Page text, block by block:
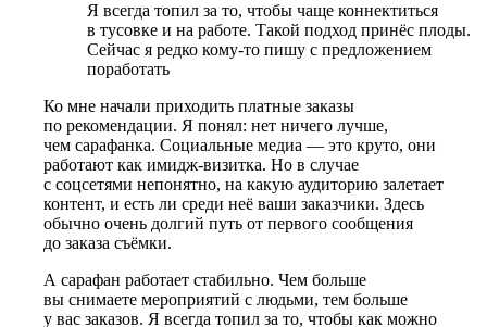
Я всегда топил за то, чтобы чаще коннектиться
в тусовке и на работе. Такой подход принёс плоды.
Сейчас я редко кому-то пишу с предложением
поработать
Ко мне начали приходить платные заказы
по рекомендации. Я понял: нет ничего лучше,
чем сарафанка. Социальные медиа — это круто, они
работают как имидж-визитка. Но в случае
с соцсетями непонятно, на какую аудиторию залетает
контент, и есть ли среди неё ваши заказчики. Здесь
обычно очень долгий путь от первого сообщения
до заказа съёмки.
А сарафан работает стабильно. Чем больше
вы снимаете мероприятий с людьми, тем больше
у вас заказов. Я всегда топил за то, чтобы как можно